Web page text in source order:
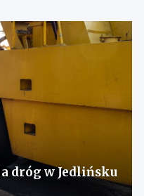
dróg w Jedlińsku